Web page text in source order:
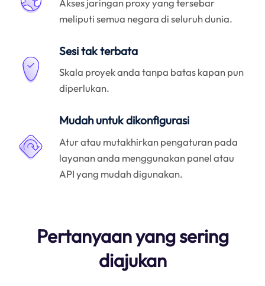
Akses jaringan proxy yang tersebar
meliputi semua negara di seluruh dunia.
Sesi tak terbata
Skala proyek anda tanpa batas kapan pun
diperlukan.
Mudah untuk dikonfigurasi
Atur atau mutakhirkan pengaturan pada
layanan anda menggunakan panel atau
API yang mudah digunakan.
Pertanyaan yang sering
diajukan